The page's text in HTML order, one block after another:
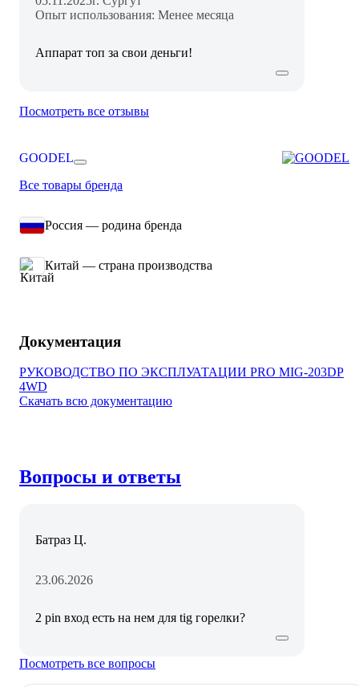
Опыт использования: Менее месяца
Аппарат топ за свои деньги!
Посмотреть все отзывы
GOODEL
Все товары бренда
Россия — родина бренда
Китай — страна производства
Документация
РУКОВОДСТВО ПО ЭКСПЛУАТАЦИИ PRO MIG-203DP
4WD
Скачать всю документацию
Вопросы и ответы
Батраз Ц.
23.06.2026
2 pin вход есть на нем для tig горелки?
Посмотреть все вопросы